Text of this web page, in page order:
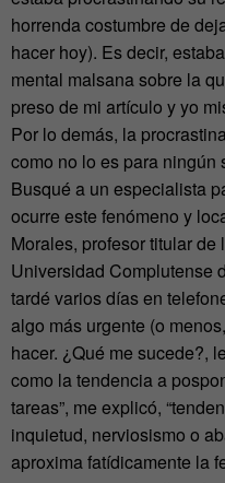
horrenda costumbre de
hacer hoy). Es decir,
mental malsana sobre la
preso de mi artículo y yo
Por lo demás, la
como no lo es para ningún
Busqué a un especialista
ocurre este fenómeno y
Morales, profesor titular
Universidad Complutense
tardé varios días en
algo más urgente (o
hacer. ¿Qué me sucede?,
como la tendencia a
tareas”, me explicó,
inquietud, nerviosismo o
aproxima fatídicamente la